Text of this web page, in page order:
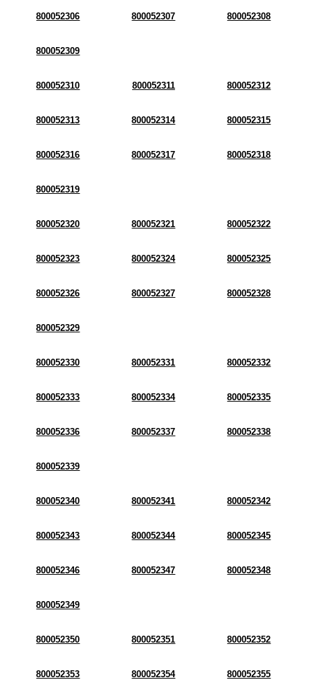
800052306 800052307 800052308
800052309
800052310 800052311 800052312
800052313 800052314 800052315
800052316 800052317 800052318
800052319
800052320 800052321 800052322
800052323 800052324 800052325
800052326 800052327 800052328
800052329
800052330 800052331 800052332
800052333 800052334 800052335
800052336 800052337 800052338
800052339
800052340 800052341 800052342
800052343 800052344 800052345
800052346 800052347 800052348
800052349
800052350 800052351 800052352
800052353 800052354 800052355